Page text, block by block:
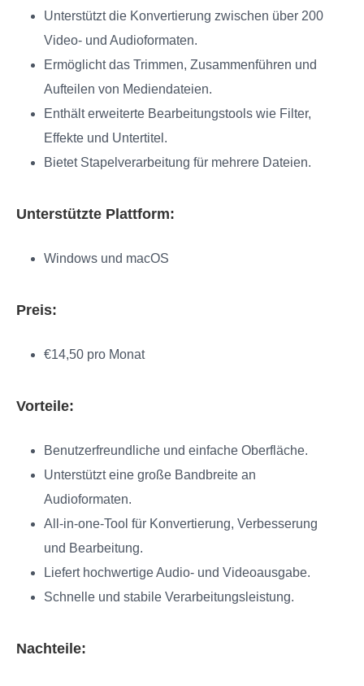
Unterstützt die Konvertierung zwischen über 200
Video- und Audioformaten.
Ermöglicht das Trimmen, Zusammenführen und
Aufteilen von Mediendateien.
Enthält erweiterte Bearbeitungstools wie Filter,
Effekte und Untertitel.
Bietet Stapelverarbeitung für mehrere Dateien.
Unterstützte Plattform:
Windows und macOS
Preis:
€14,50 pro Monat
Vorteile:
Benutzerfreundliche und einfache Oberfläche.
Unterstützt eine große Bandbreite an
Audioformaten.
All-in-one-Tool für Konvertierung, Verbesserung
und Bearbeitung.
Liefert hochwertige Audio- und Videoausgabe.
Schnelle und stabile Verarbeitungsleistung.
Nachteile: